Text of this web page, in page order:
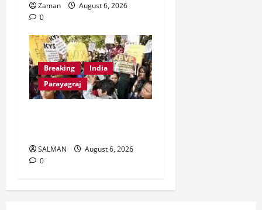
Zaman
August 6, 2026
0
Breaking
India
Parayagraj
SALMAN
August 6, 2026
0